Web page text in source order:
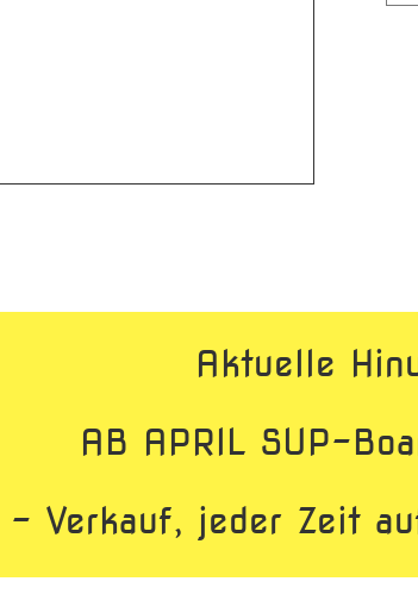
Aktuelle
AB APRIL SUP-
Verkauf, jeder Zeit